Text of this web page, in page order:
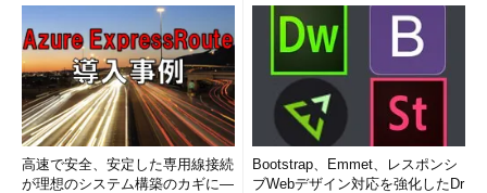
高速で安全、安定した専用線接続
が理想のシステム構築のカギに―
Bootstrap、Emmet、レスポンシ
ブWebデザイン対応を強化したDr